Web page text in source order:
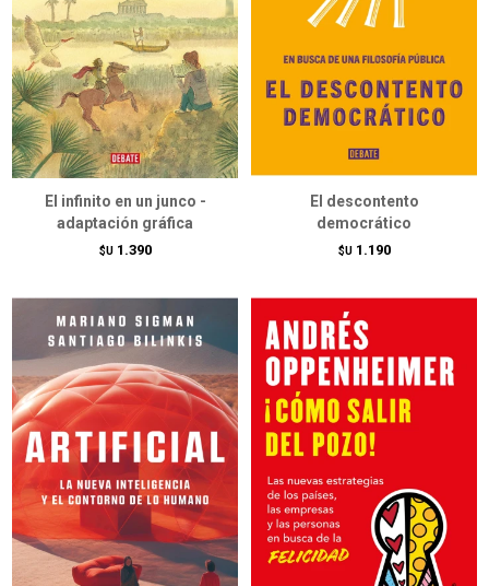
El infinito en un junco -
adaptación gráfica
$U 1.390
El descontento
democrático
$U 1.190